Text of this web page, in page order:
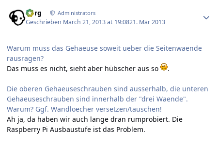
borg Administrators
Geschrieben March 21, 2013 at 19:0821. Mär 2013
Warum muss das Gehaeuse soweit ueber die Seitenwaende
rausragen?
Das muss es nicht, sieht aber hübscher aus so
.
Die oberen Gehaeuseschrauben sind ausserhalb, die unteren
Gehaeuseschrauben sind innerhalb der "drei Waende".
Warum? Ggf. Wandloecher versetzen/tauschen!
Ah ja, da haben wir auch lange dran rumprobiert. Die
Raspberry Pi Ausbaustufe ist das Problem.